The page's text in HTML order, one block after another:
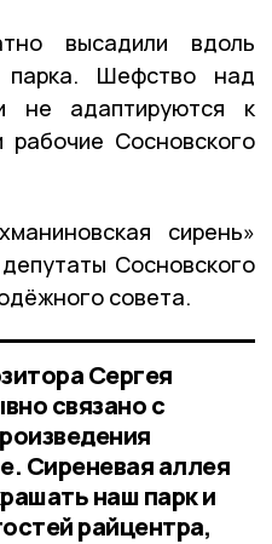
высадили вдоль
парка. Шефство над
не адаптируются к
рабочие Сосновского
сирень»
Сосновского
совета.
Сергея
связано с
Сиреневая аллея
наш парк и
райцентра,